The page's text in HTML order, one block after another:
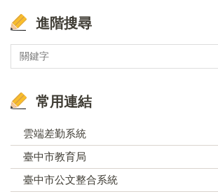
進階搜尋
常用連結
雲端差勤系統
臺中市教育局
臺中市公文整合系統